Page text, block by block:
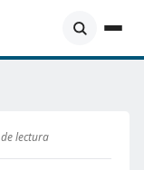
lectura